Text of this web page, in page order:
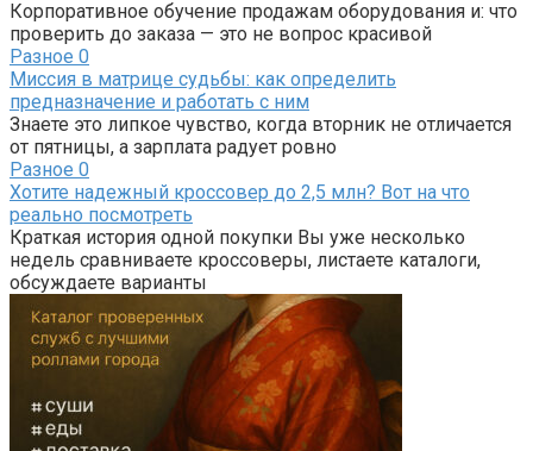
Корпоративное обучение продажам оборудования и: что
проверить до заказа — это не вопрос красивой
Разное 0
Миссия в матрице судьбы: как определить
предназначение и работать с ним
Знаете это липкое чувство, когда вторник не отличается
от пятницы, а зарплата радует ровно
Разное 0
Хотите надежный кроссовер до 2,5 млн? Вот на что
реально посмотреть
Краткая история одной покупки Вы уже несколько
недель сравниваете кроссоверы, листаете каталоги,
обсуждаете варианты